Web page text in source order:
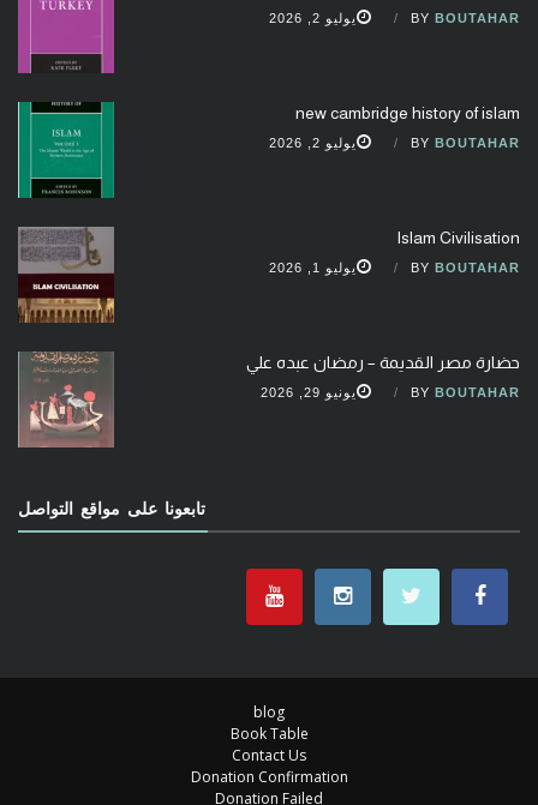
BY BOUTAHAR يوليو 2, 2026
new cambridge history of islam
BY BOUTAHAR يوليو 2, 2026
Islam Civilisation
BY BOUTAHAR يوليو 1, 2026
حضارة مصر القديمة – رمضان عبده علي
BY BOUTAHAR يونيو 29, 2026
تابعونا على مواقع التواصل
blog
Book Table
Contact Us
Donation Confirmation
Donation Failed